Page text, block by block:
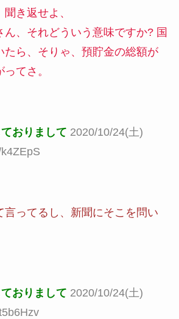
き返せよ、
ん、それどういう意味ですか? 国
たら、そりゃ、預貯金の総額が
てさ。
おりまして 2020/10/24(土)
言ってるし、新聞にそこを問い
おりまして 2020/10/24(土)